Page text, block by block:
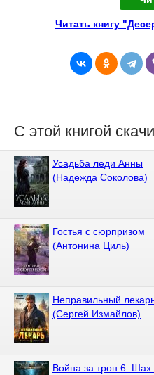
Читать книгу
С этой книгой
Усадьба леди Анны
(Надежда Соколова)
Гостья с сюрпризом
(Антонина Циль)
Неправильный
(Сергей Измайлов)
Война за трон 6: Шах